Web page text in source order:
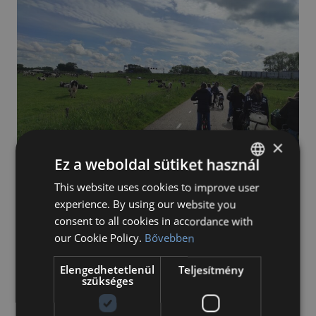
nyelvű
versenyen
vettek
részt!
Bilingual Holland – Magyar Csereprogram
Megnézem:
Bilingual
Holland
HUNGARIAN
ENGLISH
×
Ez a weboldal sütiket használ
This website uses cookies to improve user
experience. By using our website you
consent to all cookies in accordance with
our Cookie Policy. Bővebben
Elengedhetetlenül
szükséges
Teljesítmény